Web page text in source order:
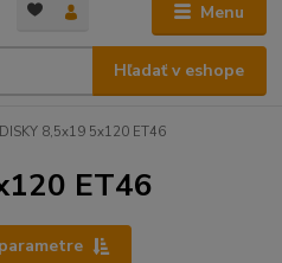
Menu
Hľadať v eshope
DISKY 8,5x19 5x120 ET46
ET46